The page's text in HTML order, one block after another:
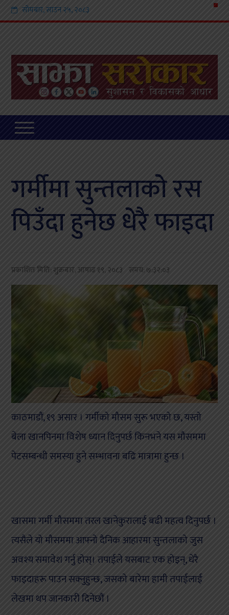
सोमबार,साउन२५,२०८३
गर्मीमा सुन्तलाकाे रस
पिउँदा हुनेछ धेरै फाइदा
प्रकाशित मिति:शुक्रबार, आषाढ १९, २०८३ समय: ७:३२:०३
काठमाडौं, १९ असार । गर्मीको मौसम सुरू भएको छ, यस्तो
बेला खानपिनमा विशेष ध्यान दिनुपर्छ किनभने यस मौसममा
पेटसम्बन्धी समस्या हुने सम्भावना बढि मात्रामा हुन्छ ।
खासमा गर्मी मौसममा तरल खानेकुरालाई बढी महत्व दिनुपर्छ ।
त्यसैले यो मौसममा आफ्नो दैनिक आहारमा सुन्तलाको जुस
अवश्य समावेश गर्नु होस्। तपाईले यसबाट एक होइन्, धेरै
फाइदाहरू पाउन सक्नुहुन्छ, जसको बारेमा हामी तपाईलाई
लेखमा थप जानकारी दिनेछौं ।